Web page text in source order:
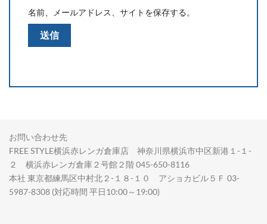
名前、メールアドレス、サイトを保存する。
お問い合わせ先
FREE STYLE横浜赤レンガ倉庫店 神奈川県横浜市中区新港１-１-
２ 横浜赤レンガ倉庫２号館２階 045-650-8116
本社 東京都練馬区中村北２-１８-１０ アショカビル５Ｆ 03-
5987-8308 (対応時間 平日10:00～19:00)